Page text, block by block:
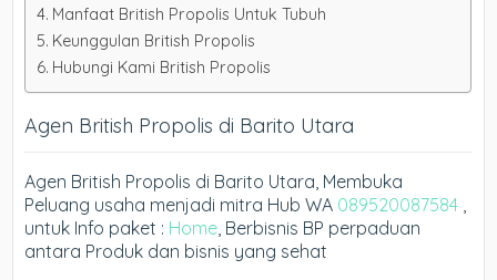
Manfaat British Propolis Untuk Tubuh
Keunggulan British Propolis
Hubungi Kami British Propolis
Agen British Propolis di Barito Utara
Agen British Propolis di Barito Utara, Membuka
Peluang usaha menjadi mitra Hub WA 089520087584 ,
untuk Info paket : Home, Berbisnis BP perpaduan
antara Produk dan bisnis yang sehat